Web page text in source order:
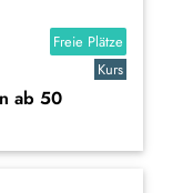
Freie Plätze
Kurs
ab 50